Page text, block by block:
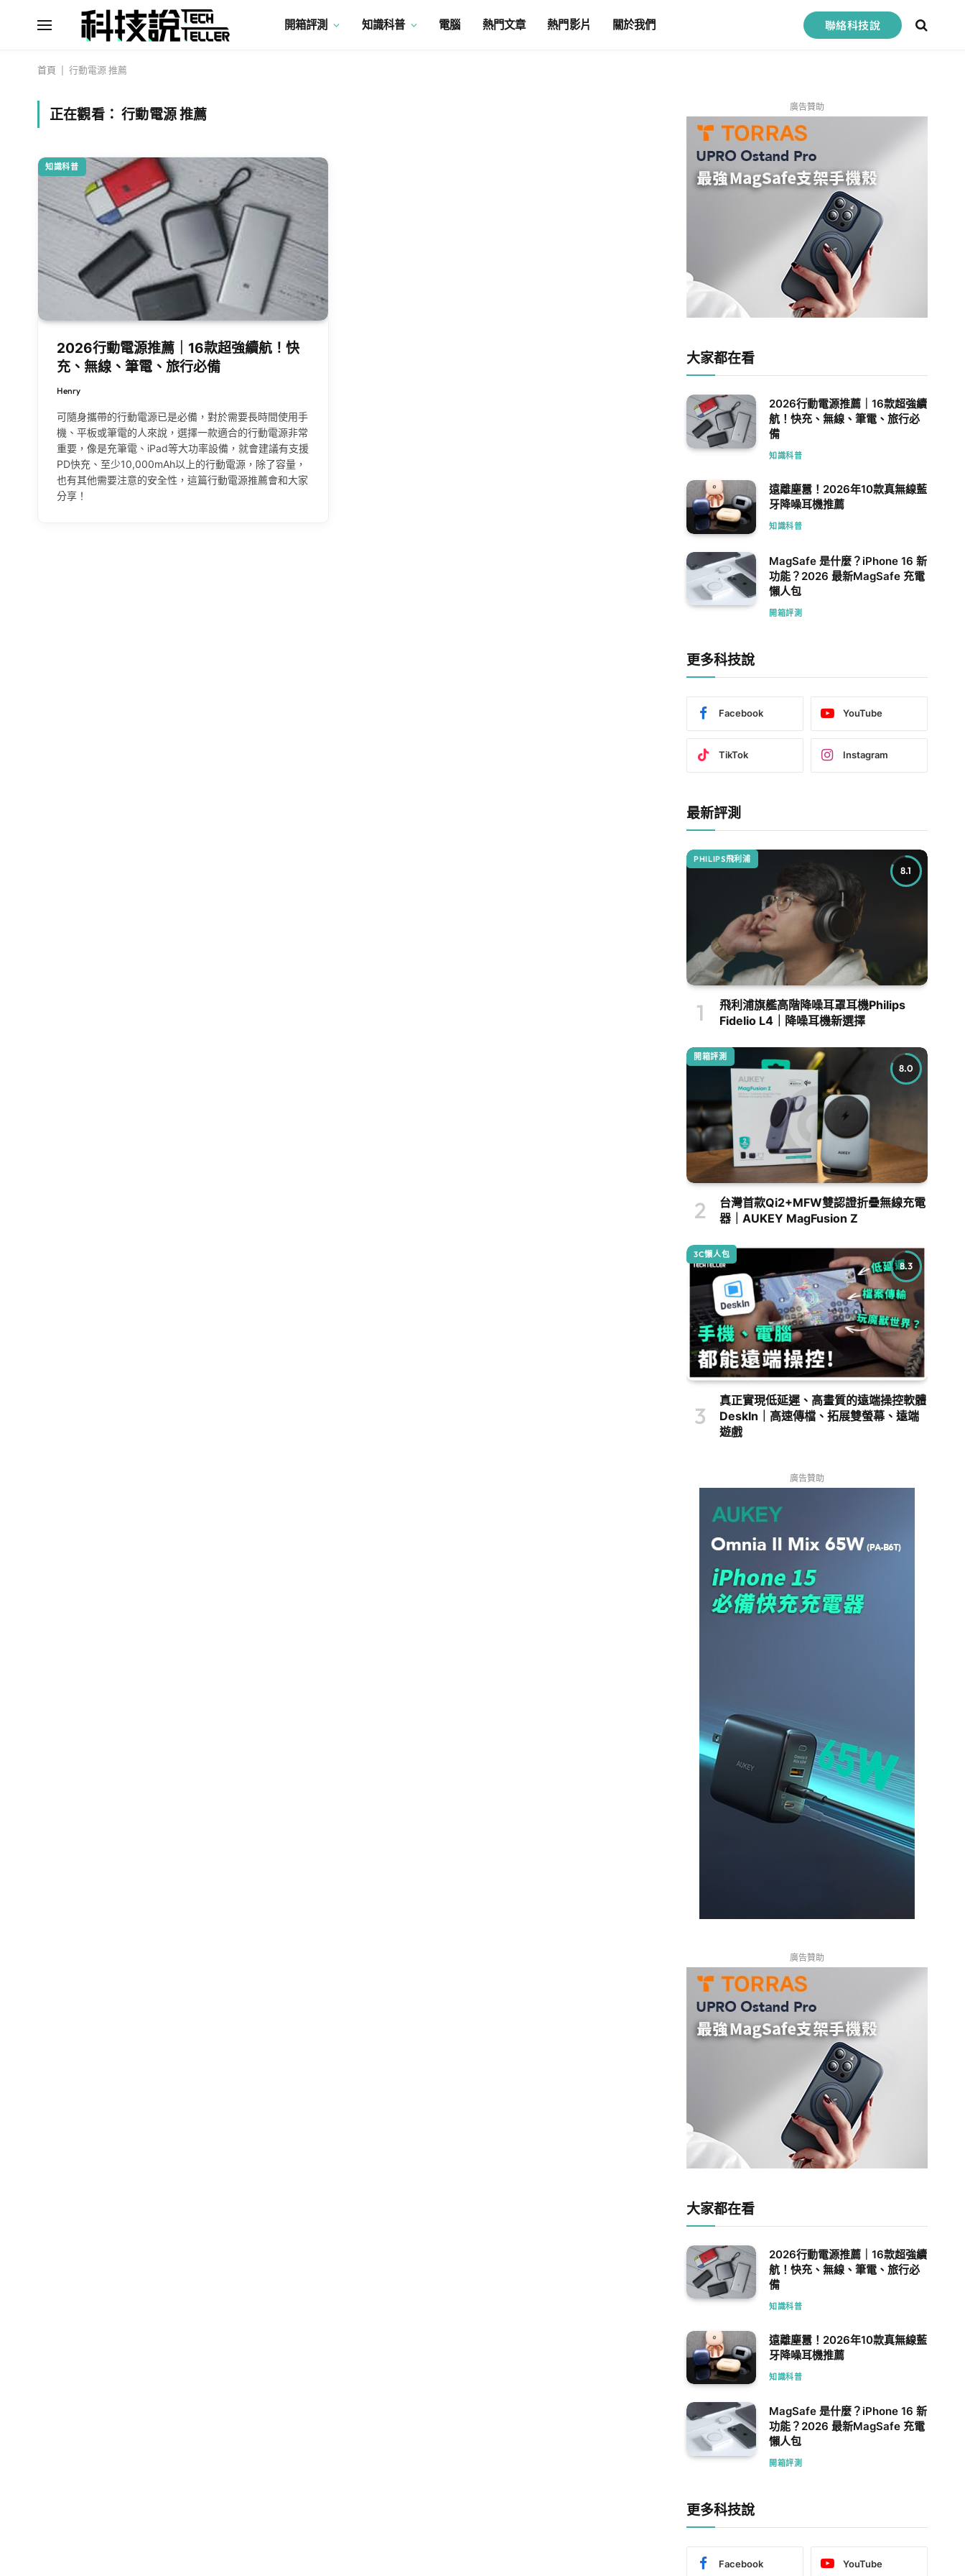
開箱評測 知識科普 電腦 熱門文章 熱門影片 關於我們 聯絡科技說
首頁 行動電源 推薦
正在觀看：行動電源 推薦
知識科普
2026行動電源推薦｜16款超強續航！快
充、無線、筆電、旅行必備
Henry
可隨身攜帶的行動電源已是必備，對於需要長時間使用手
機、平板或筆電的人來說，選擇一款適合的行動電源非常
重要，像是充筆電、iPad等大功率設備，就會建議有支援
PD快充、至少10,000mAh以上的行動電源，除了容量，
也有其他需要注意的安全性，這篇行動電源推薦會和大家
分享！
廣告贊助
大家都在看
2026行動電源推薦｜16款超強續
航！快充、無線、筆電、旅行必
備
知識科普
遠離塵囂！2026年10款真無線藍
牙降噪耳機推薦
知識科普
MagSafe 是什麼？iPhone 16 新
功能？2026 最新MagSafe 充電
懶人包
開箱評測
更多科技說
Facebook YouTube
TikTok Instagram
最新評測
8.1
PHILIPS飛利浦
飛利浦旗艦高階降噪耳罩耳機Philips
Fidelio L4｜降噪耳機新選擇
8.0
開箱評測
台灣首款Qi2+MFW雙認證折疊無線充電
器｜AUKEY MagFusion Z
8.3
3C懶人包
真正實現低延遲、高畫質的遠端操控軟體
DeskIn｜高速傳檔、拓展雙螢幕、遠端
遊戲
廣告贊助
廣告贊助
大家都在看
2026行動電源推薦｜16款超強續
航！快充、無線、筆電、旅行必
備
知識科普
遠離塵囂！2026年10款真無線藍
牙降噪耳機推薦
知識科普
MagSafe 是什麼？iPhone 16 新
功能？2026 最新MagSafe 充電
懶人包
開箱評測
更多科技說
Facebook YouTube